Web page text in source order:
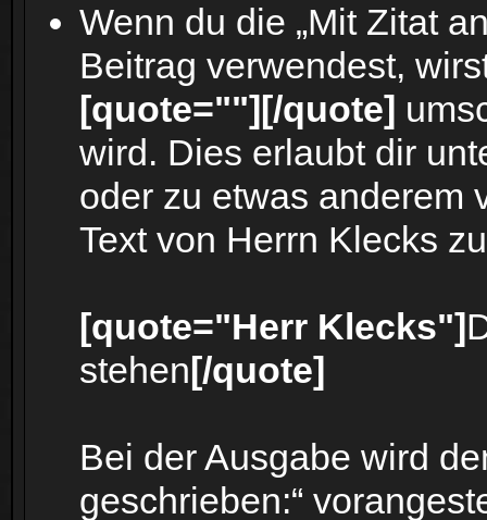
Wenn du die „Mit Zitat
Beitrag verwendest,
[quote=""][/quote]
wird. Dies erlaubt dir
oder zu etwas anderem
Text von Herrn Klecks
[quote="Herr Klecks"]
stehen[/quote]
Bei der Ausgabe wird
geschrieben:“